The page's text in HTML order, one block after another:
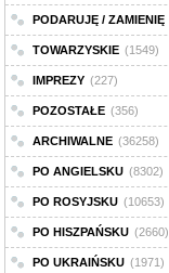
PODARUJĘ / ZAMIENIĘ
TOWARZYSKIE (1549)
IMPREZY (227)
POZOSTAŁE (356)
ARCHIWALNE (36258)
PO ANGIELSKU (8302)
PO ROSYJSKU (10653)
PO HISZPAŃSKU (2660)
PO UKRAIŃSKU (1971)